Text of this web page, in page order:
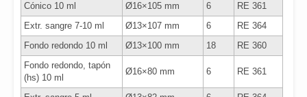
Cónico 10 ml
Ø16×105 mm 6
RE 361
Extr. sangre 7-10 ml
Ø13×107 mm 6
RE 364
Fondo redondo 10 ml
Ø13×100 mm 18
RE 360
Fondo redondo, tapón
(hs) 10 ml
Ø16×80 mm 6 RE 361